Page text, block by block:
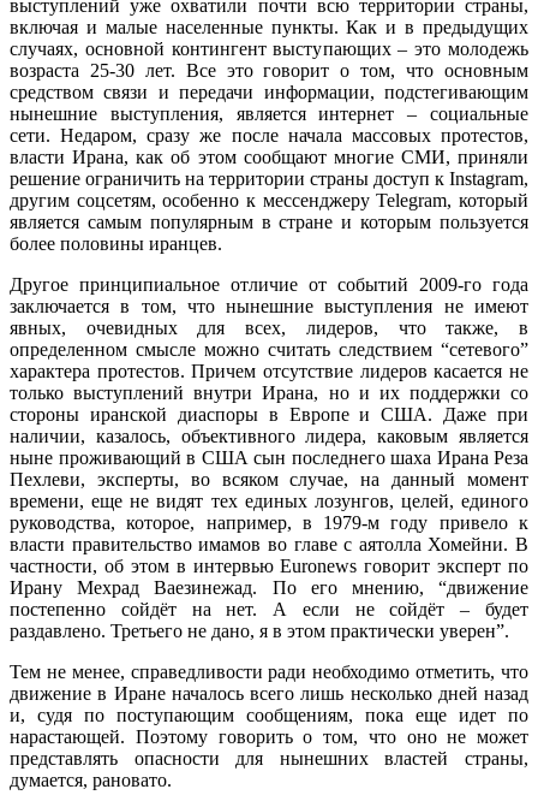
выступлений уже охватили почти всю территории страны,
включая и малые населенные пункты. Как и в предыдущих
случаях, основной контингент выступающих – это молодежь
возраста 25-30 лет. Все это говорит о том, что основным
средством связи и передачи информации, подстегивающим
нынешние выступления, является интернет – социальные
сети. Недаром, сразу же после начала массовых протестов,
власти Ирана, как об этом сообщают многие СМИ, приняли
решение ограничить на территории страны доступ к Instagram,
другим соцсетям, особенно к мессенджеру Telegram, который
является самым популярным в стране и которым пользуется
более половины иранцев.
Другое принципиальное отличие от событий 2009-го года
заключается в том, что нынешние выступления не имеют
явных, очевидных для всех, лидеров, что также, в
определенном смысле можно считать следствием “сетевого”
характера протестов. Причем отсутствие лидеров касается не
только выступлений внутри Ирана, но и их поддержки со
стороны иранской диаспоры в Европе и США. Даже при
наличии, казалось, объективного лидера, каковым является
ныне проживающий в США сын последнего шаха Ирана Реза
Пехлеви, эксперты, во всяком случае, на данный момент
времени, еще не видят тех единых лозунгов, целей, единого
руководства, которое, например, в 1979-м году привело к
власти правительство имамов во главе с аятолла Хомейни. В
частности, об этом в интервью Euronews говорит эксперт по
Ирану Мехрад Ваезинежад. По его мнению, “движение
постепенно сойдёт на нет. А если не сойдёт – будет
раздавлено. Третьего не дано, я в этом практически уверен”.
Тем не менее, справедливости ради необходимо отметить, что
движение в Иране началось всего лишь несколько дней назад
и, судя по поступающим сообщениям, пока еще идет по
нарастающей. Поэтому говорить о том, что оно не может
представлять опасности для нынешних властей страны,
думается, рановато.